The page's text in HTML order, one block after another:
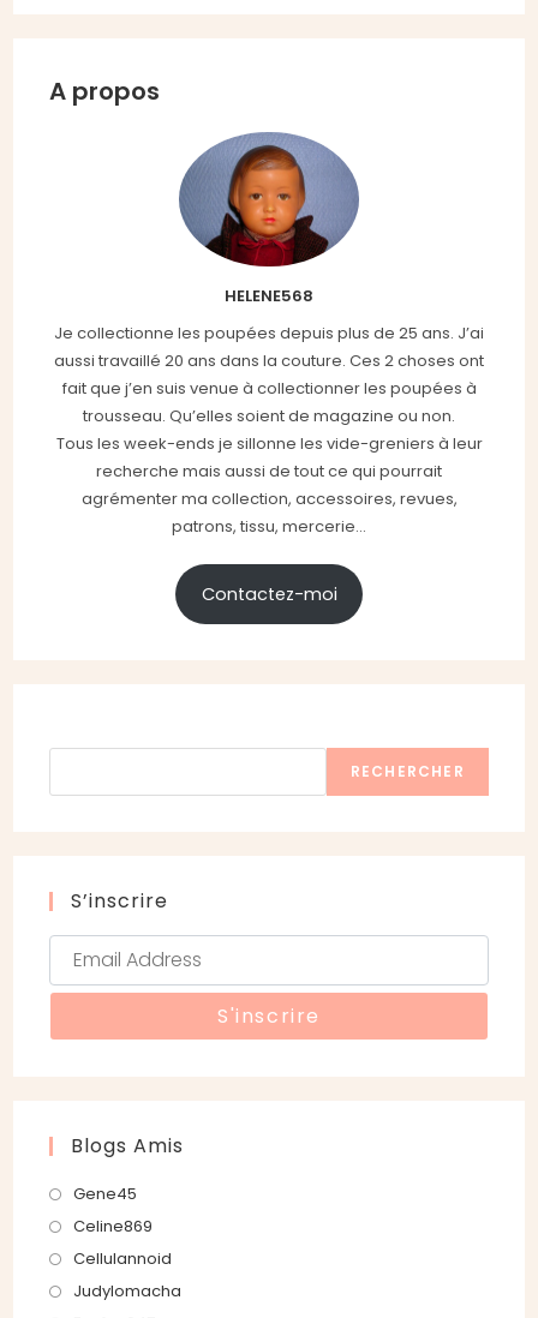
A propos
HELENE568
Je collectionne les poupées depuis plus de 25 ans. J’ai
aussi travaillé 20 ans dans la couture. Ces 2 choses ont
fait que j’en suis venue à collectionner les poupées à
trousseau. Qu’elles soient de magazine ou non.
Tous les week-ends je sillonne les vide-greniers à leur
recherche mais aussi de tout ce qui pourrait
agrémenter ma collection, accessoires, revues,
patrons, tissu, mercerie...
Contactez-moi
RECHERCHER
S’inscrire
Blogs Amis
Gene45
dans
un
nouvel
Celine869
dans
un
Cellulannoid
dans
Judylomacha